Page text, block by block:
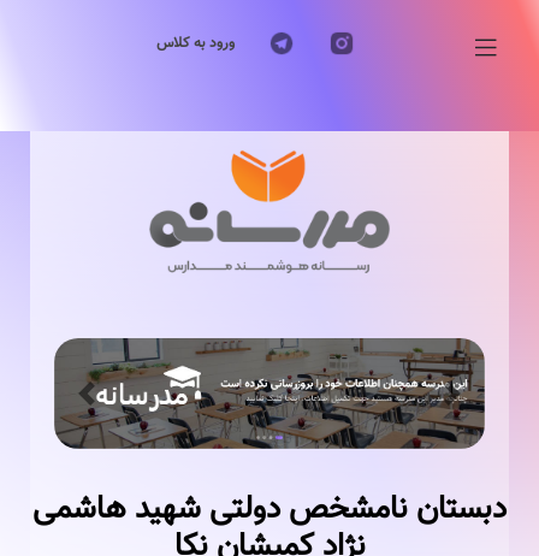
ورود به کلاس
Previous Next
دبستان نامشخص دولتی شهید هاشمی